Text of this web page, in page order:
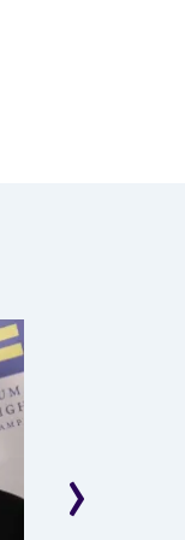
›